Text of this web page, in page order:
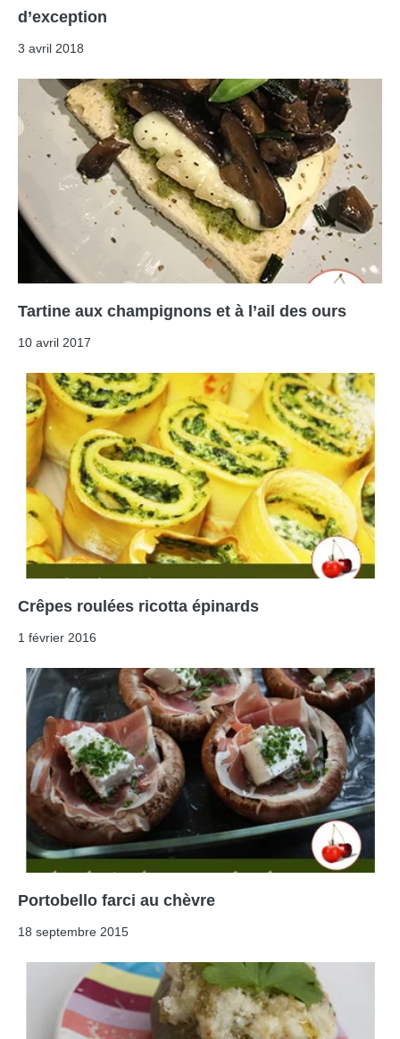
d’exception
3 avril 2018
Tartine aux champignons et à l’ail des ours
10 avril 2017
Crêpes roulées ricotta épinards
1 février 2016
Portobello farci au chèvre
18 septembre 2015